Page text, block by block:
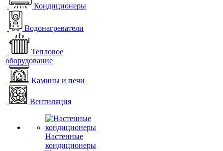
Кондиционеры
Водонагреватели
Тепловое
оборудование
Камины и печи
Вентиляция
Настенные
кондиционеры